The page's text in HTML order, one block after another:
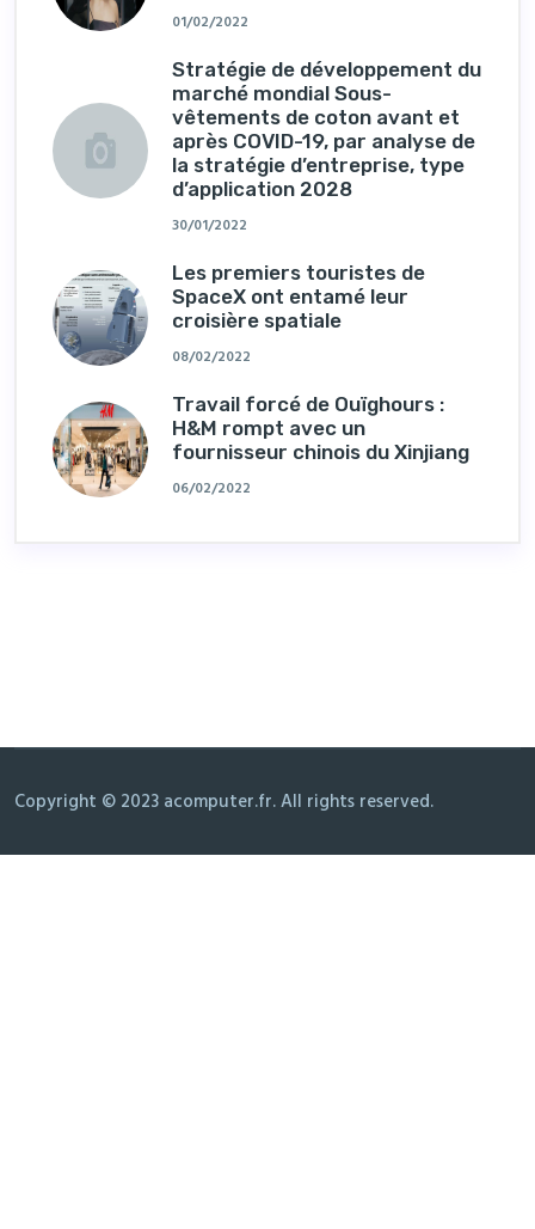
01/02/2022
Stratégie de développement du
marché mondial Sous-
vêtements de coton avant et
après COVID-19, par analyse de
la stratégie d’entreprise, type
d’application 2028
30/01/2022
Les premiers touristes de
SpaceX ont entamé leur
croisière spatiale
08/02/2022
Travail forcé de Ouïghours :
H&M rompt avec un
fournisseur chinois du Xinjiang
06/02/2022
Copyright © 2023 acomputer.fr. All rights reserved.